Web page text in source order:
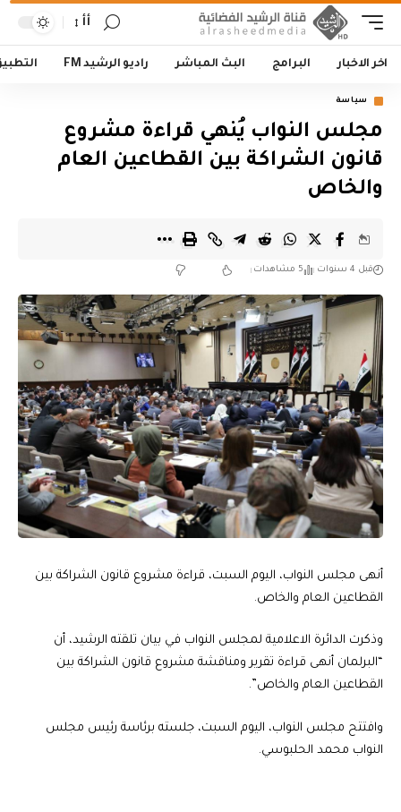
أأ
اخر الاخبار البرامج البث المباشر راديو الرشيد FM
سياسة
مجلس النواب يُنهي قراءة مشروع
قانون الشراكة بين القطاعين العام
والخاص
قبل 4 سنوات 5 مشاهدات
أنهى مجلس النواب، اليوم السبت، قراءة مشروع قانون الشراكة بين
القطاعين العام والخاص.
وذكرت الدائرة الاعلامية لمجلس النواب في بيان تلقته الرشيد، أن
“البرلمان أنهى قراءة تقرير ومناقشة مشروع قانون الشراكة بين
القطاعين العام والخاص”.
وافتتح مجلس النواب، اليوم السبت، جلسته برئاسة رئيس مجلس
النواب محمد الحلبوسي.